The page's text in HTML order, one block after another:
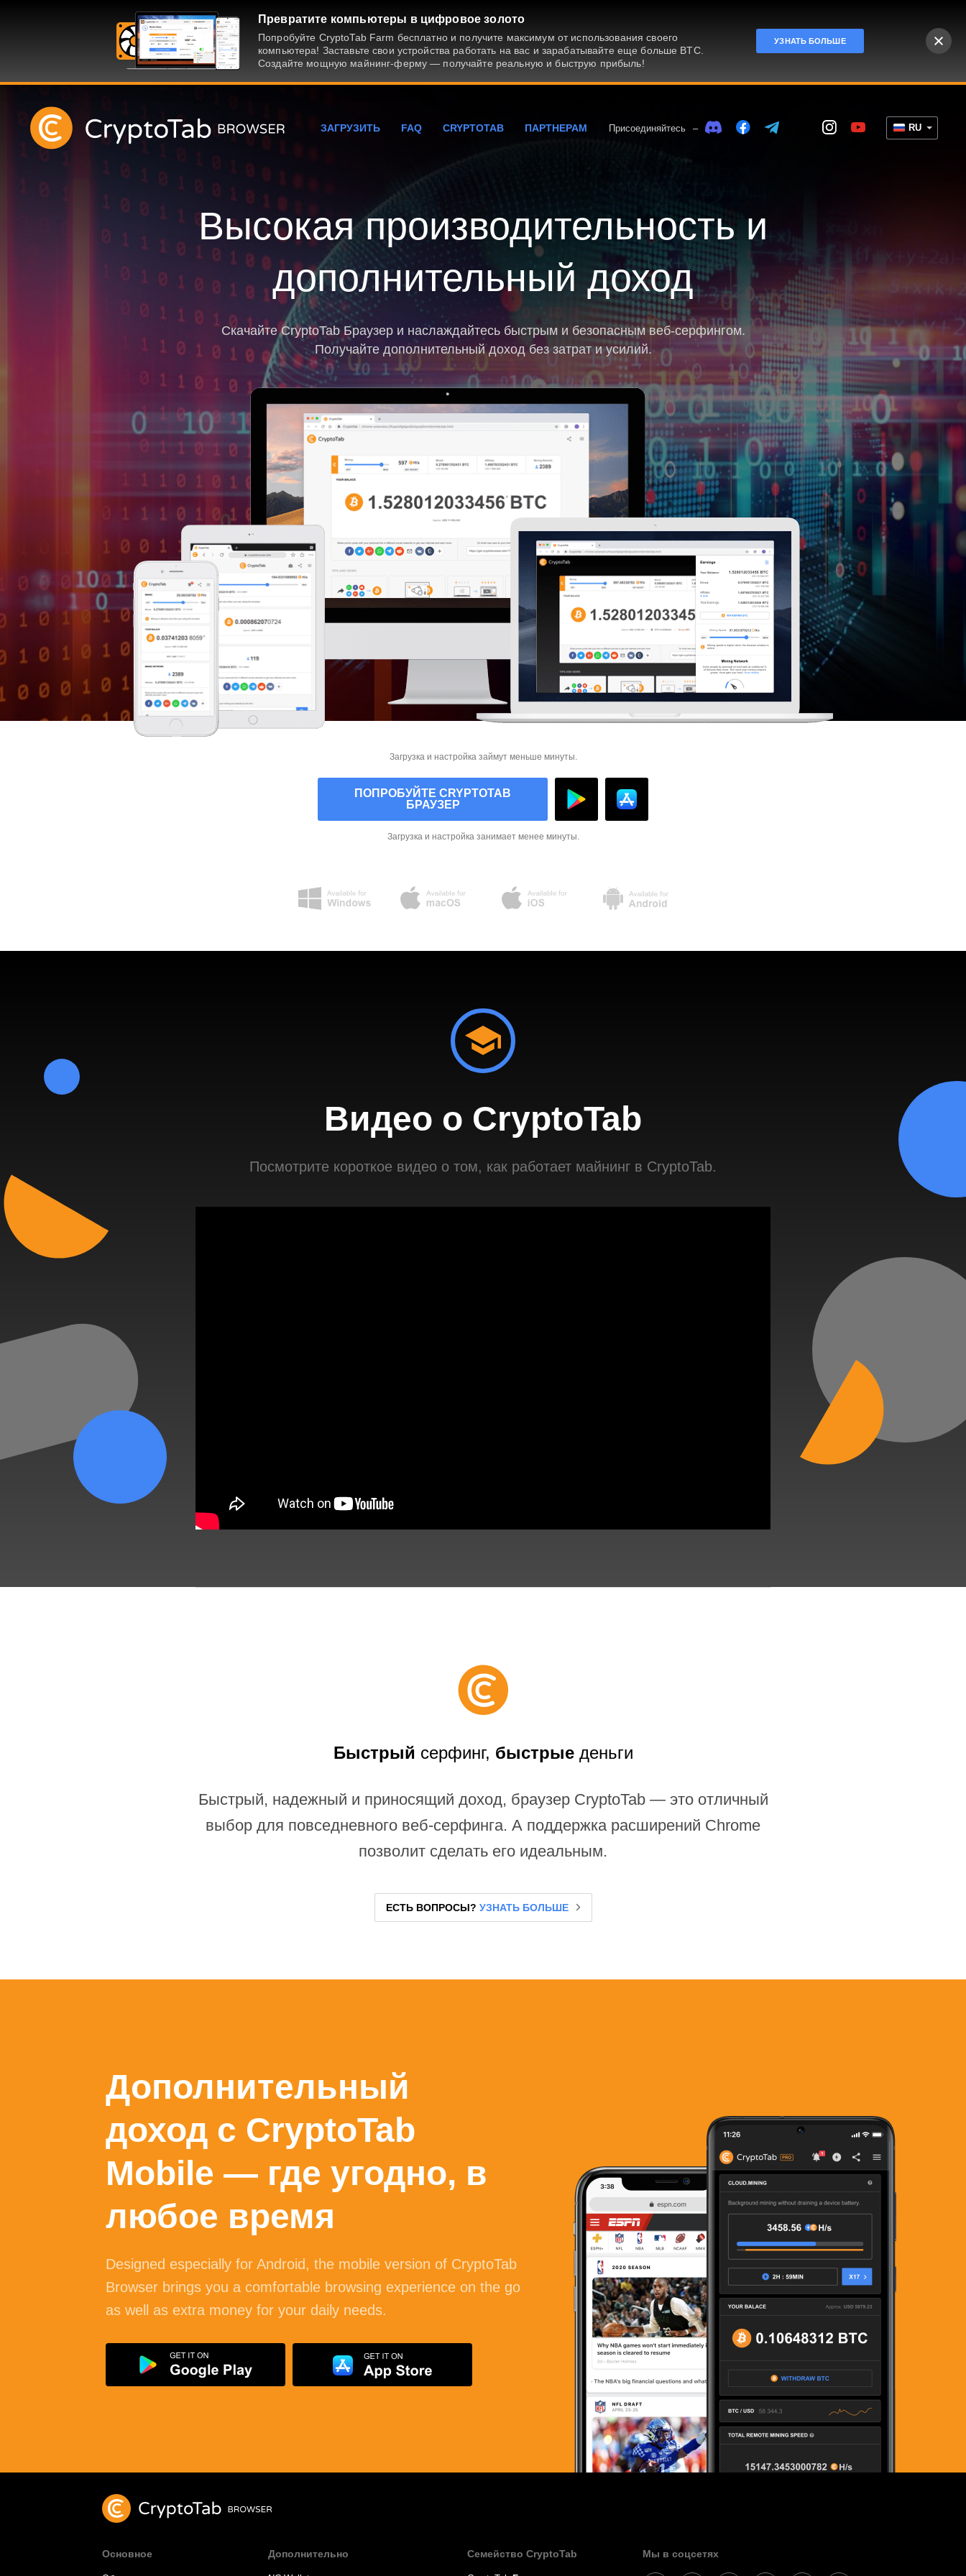
Превратите компьютеры в цифровое золото
Попробуйте CryptoTab Farm бесплатно и получите максимум от использования своего
компьютера! Заставьте свои устройства работать на вас и зарабатывайте еще больше BTC.
Создайте мощную майнинг-ферму — получайте реальную и быструю прибыль!
УЗНАТЬ БОЛЬШЕ
ЗАГРУЗИТЬ FAQ CRYPTOTAB ПАРТНЕРАМ Присоединяйтесь – RU
Высокая производительность и
дополнительный доход
Скачайте CryptoTab Браузер и наслаждайтесь быстрым и безопасным веб-серфингом.
Получайте дополнительный доход без затрат и усилий.
Загрузка и настройка займут меньше минуты.
ПОПРОБУЙТЕ CRYPTOTAB
БРАУЗЕР
Загрузка и настройка занимает менее минуты.
Видео о CryptoTab
Посмотрите короткое видео о том, как работает майнинг в CryptoTab.
Быстрый серфинг, быстрыеденьги
Быстрый, надежный и приносящий доход, браузер CryptoTab — это отличный
выбор для повседневного веб-серфинга. А поддержка расширений Chrome
позволит сделать его идеальным.
ЕСТЬ ВОПРОСЫ? УЗНАТЬ БОЛЬШЕ
Дополнительный
доход с CryptoTab
Mobile — где угодно, в
любое время
Designed especially for Android , the mobile version of CryptoTab
Browser brings you a comfortable browsing experience on the go
as well as extra money for your daily needs.
Основное Дополнительно Семейство CryptoTab Мы в соцсетях